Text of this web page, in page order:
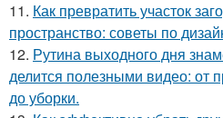
11. Как превратить участок
пространство: советы по
12. Рутина выходного дня
делится полезными видео: от
до уборки.